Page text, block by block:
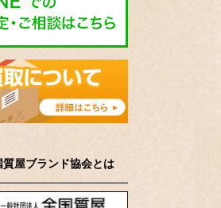
質屋ブランド協会とは